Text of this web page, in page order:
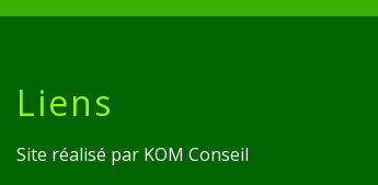
Liens
Site réalisé par KOM Conseil